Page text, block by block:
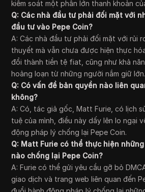
kiểm soát một phần lớn thanh khoản
Q: Các nhà đầu tư phải đối mặt với
đầu tư vào Pepe Coin?
A: Các nhà đầu tư phải đối mặt với rủi
thuyết mà vẫn chưa được hiện thực
đổi thành tiền tệ fiat, cũng như khả
hoảng loạn từ những người nắm giữ lớn.
Q: Có vấn đề bản quyền nào liên
không?
A: Có, tác giả gốc, Matt Furie, có lịch
tuệ của mình, điều này dấy lên lo ngại
động pháp lý chống lại Pepe Coin.
Q: Matt Furie có thể thực hiện
nào chống lại Pepe Coin?
A: Furie có thể gửi yêu cầu gỡ bỏ
giao dịch và trang web liên quan đến